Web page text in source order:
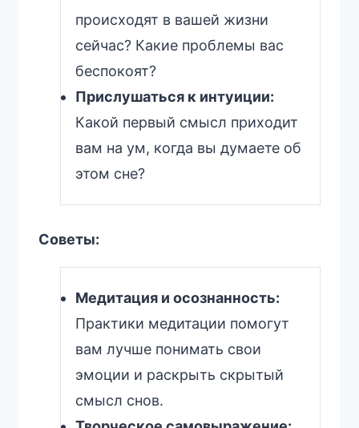
происходят в вашей жизни
сейчас? Какие проблемы вас
беспокоят?
Прислушаться к интуиции:
Какой первый смысл приходит
вам на ум, когда вы думаете об
этом сне?
Советы:
Медитация и осознанность:
Практики медитации помогут
вам лучше понимать свои
эмоции и раскрыть скрытый
смысл снов.